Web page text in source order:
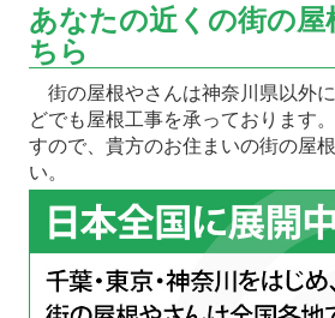
あなたの近くの街の屋
ちら
街の屋根やさんは神奈川県以外
どでも屋根工事を承っております
すので、貴方のお住まいの街の屋
い。